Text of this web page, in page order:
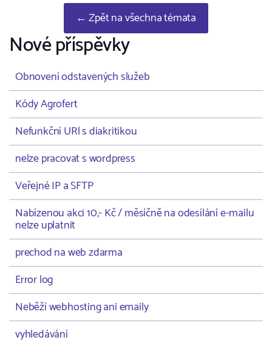
← Zpět na všechna témata
Nové příspěvky
Obnovení odstavených služeb
Kódy Agrofert
Nefunkční URl s diakritikou
nelze pracovat s wordpress
Veřejné IP a SFTP
Nabízenou akci 10,- Kč / měsíčně na odesílání e-mailu
nelze uplatnit
prechod na web zdarma
Error log
Neběží webhosting ani emaily
vyhledávání